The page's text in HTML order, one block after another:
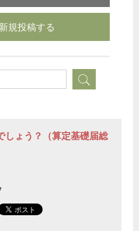
規投稿する
しょう？（算定基礎届総